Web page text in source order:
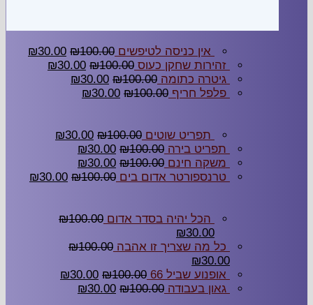
אין כניסה לטיפשים ₪100.00
₪30.00
זהירות שחקן כעוס
₪100.00
₪30.00
גיטרה כתומה
₪100.00
₪30.00
פלפל חריף
₪100.00
₪30.00
תפריט שוטים ₪100.00
₪30.00
תפריט בירה
₪100.00
₪30.00
משקה חינם
₪100.00
₪30.00
טרנספורטר אדום בים
₪100.00
₪30.00
הכל יהיה בסדר אדום ₪100.00
₪30.00
כל מה שצריך זו אהבה
₪100.00
₪30.00
אופנוע שביל 66
₪100.00
₪30.00
גאון בעבודה
₪100.00
₪30.00